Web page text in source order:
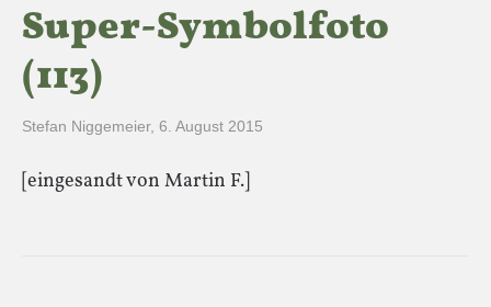
Super-Symbolfoto
(113)
Stefan Niggemeier, 6. August 2015
[eingesandt von Martin F.]